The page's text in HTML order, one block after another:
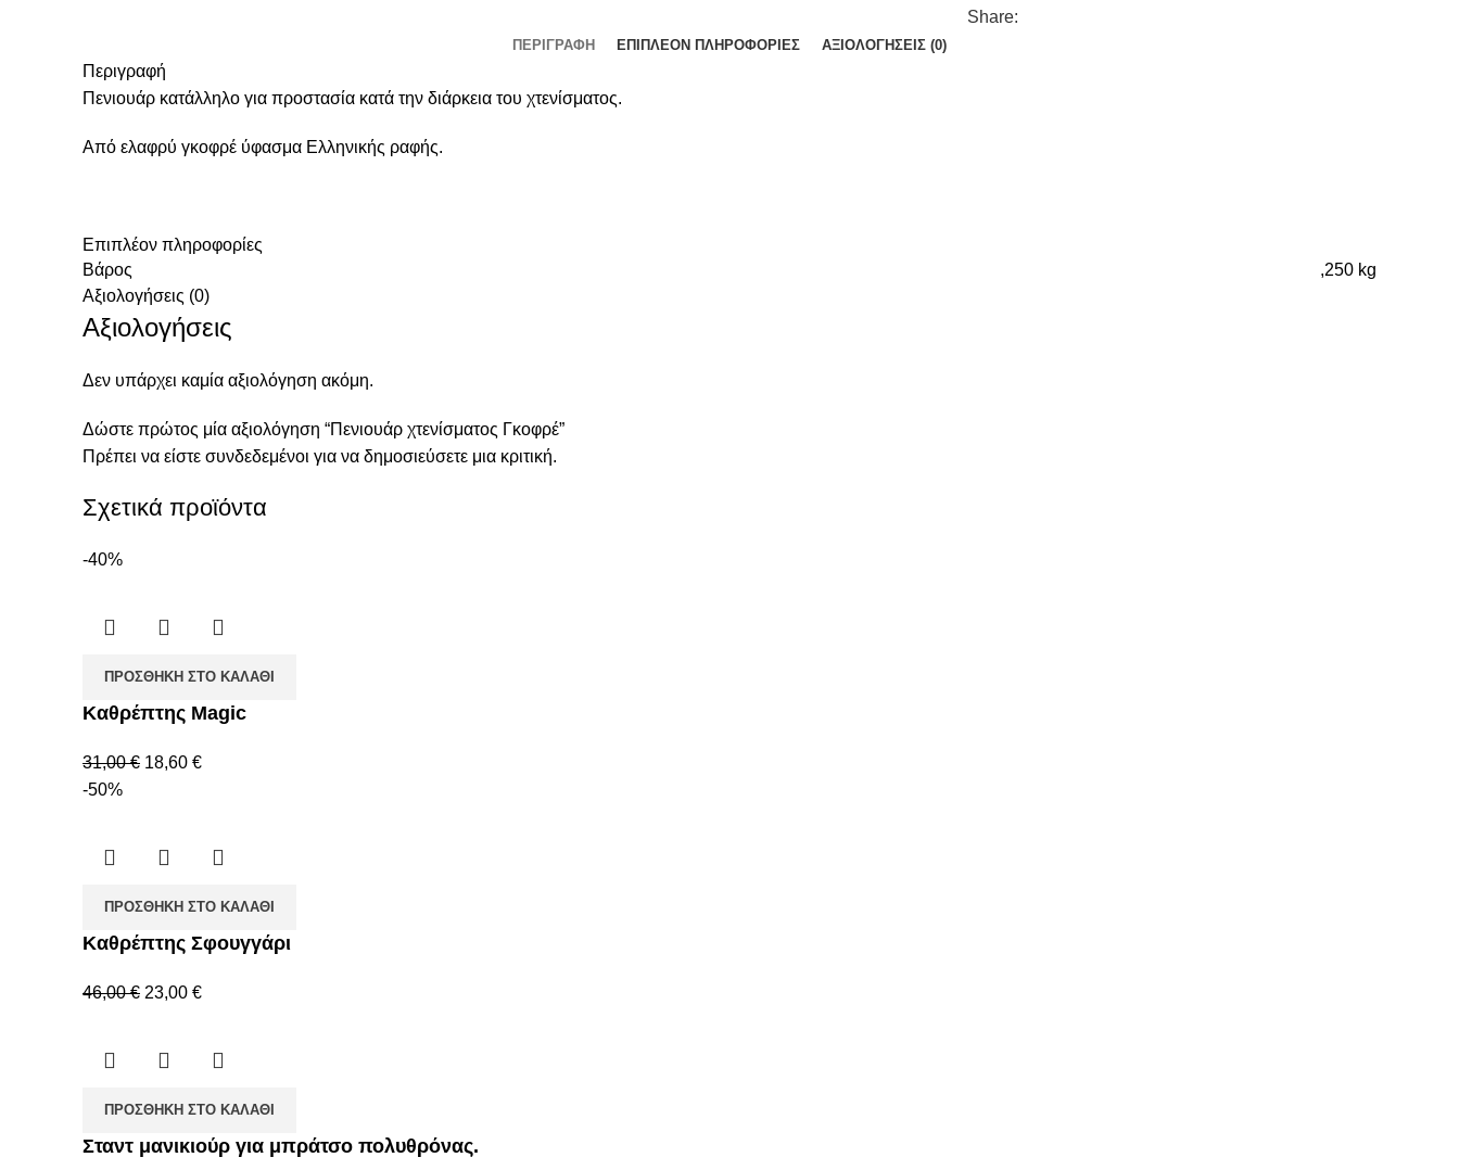
Share:
ΠΕΡΙΓΡΑΦΉ ΕΠΙΠΛΈΟΝ ΠΛΗΡΟΦΟΡΊΕΣ ΑΞΙΟΛΟΓΉΣΕΙΣ (0)
Περιγραφή
Πενιουάρ κατάλληλο για προστασία κατά την διάρκεια του χτενίσματος.
Από ελαφρύ γκοφρέ ύφασμα Ελληνικής ραφής.
Επιπλέον πληροφορίες
Βάρος
,250 kg
Αξιολογήσεις (0)
Αξιολογήσεις
Δεν υπάρχει καμία αξιολόγηση ακόμη.
Δώστε πρώτος μία αξιολόγηση “Πενιουάρ χτενίσματος Γκοφρέ”
Πρέπει να είστε συνδεδεμένοι για να δημοσιεύσετε μια κριτική.
Σχετικά προϊόντα
-40%
ΠΡΟΣΘΉΚΗ ΣΤΟ ΚΑΛΆΘΙ
Καθρέπτης Magic
31,00€ 18,60 €
-50%
ΠΡΟΣΘΉΚΗ ΣΤΟ ΚΑΛΆΘΙ
Καθρέπτης Σφουγγάρι
46,00€ 23,00 €
ΠΡΟΣΘΉΚΗ ΣΤΟ ΚΑΛΆΘΙ
Σταντ μανικιούρ για μπράτσο πολυθρόνας.